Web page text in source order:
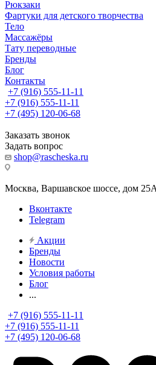
Рюкзаки
Фартуки для детского творчества
Тело
Массажёры
Тату переводные
Бренды
Блог
Контакты
+7 (916) 555-11-11
+7 (916) 555-11-11
+7 (495) 120-06-68
Заказать звонок
Задать вопрос
shop@rascheska.ru
Москва, Варшавское шоссе, дом
Вконтакте
Telegram
Акции
Бренды
Новости
Условия работы
Блог
...
+7 (916) 555-11-11
+7 (916) 555-11-11
+7 (495) 120-06-68